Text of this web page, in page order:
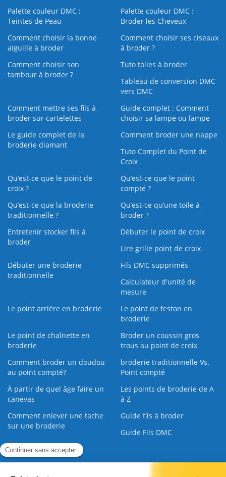
Palette couleur DMC :
Teintes de Peau
Palette couleur DMC :
Broder les Cheveux
Comment choisir la bonne
aiguille à broder
Comment choisir ses ciseaux
à broder ?
Comment choisir son
tambour à broder ?
Tuto toiles à broder
Tableau de conversion DMC
vers DMC
Comment mettre ses fils à
broder sur cartelettes
Guide complet : Comment
choisir sa lampe ou lampe
Le guide complet de la
broderie diamant
Comment broder une nappe
Tuto Complet du Point de
Croix
Qu’est-ce que le point de
croix ?
Qu’est-ce que le point
compté ?
Qu’est-ce que la broderie
traditionnelle ?
Qu’est‑ce qu’une toile à
broder ?
Entretenir stocker fils à
broder
Débuter le point de croix
Lire grille point de croix
Débuter une broderie
traditionnelle
Fils DMC supprimés
Calculateur d'unité de
mesure
Le point arrière en broderie
Le point de feston en
broderie
Le point de chaînette en
broderie
Broder un coussin gros
trous au point de croix
Comment broder un doudou
au point compté?
broderie traditionnelle Vs.
Point compté
À partir de quel âge faire un
canevas
Les points de broderie de A
à Z
Comment enlever une tache
sur une broderie
Guide fils à broder
Guide Fils DMC
Guide de la Broderie